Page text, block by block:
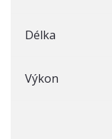
Délka
Výkon